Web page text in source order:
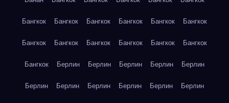
Бангкок Бангкок Бангкок Бангкок Бангкок Бангкок
Бангкок Бангкок Бангкок Бангкок Бангкок Бангкок
Бангкок Берлин Берлин Берлин Берлин Берлин
Берлин Берлин Берлин Берлин Берлин Берлин